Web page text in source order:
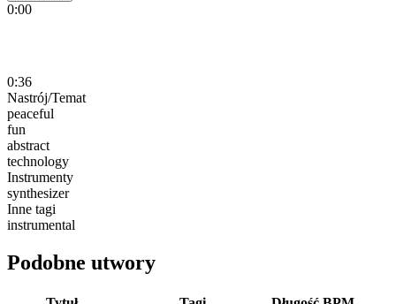
0:00
0:36
Nastrój/Temat
peaceful
fun
abstract
technology
Instrumenty
synthesizer
Inne tagi
instrumental
Podobne utwory